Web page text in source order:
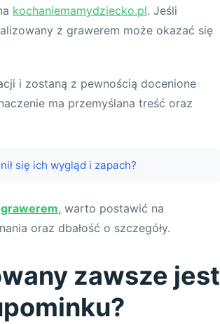
kochaniemamydziecko.pl. Jeśli
z grawerem może okazać się
i zostaną z pewnością docenione
ma przemyślana treść oraz
się ich wygląd i zapach?
, warto postawić na
oraz dbałość o szczegóły.
zawsze jest